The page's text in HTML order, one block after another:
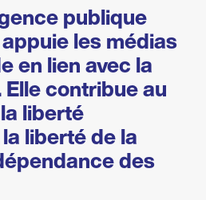
publique
les médias
en lien avec la
contribue au
liberté
liberté de la
des